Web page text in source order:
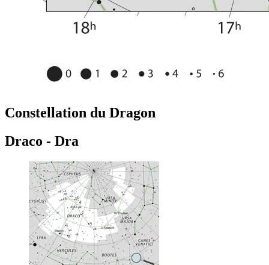
Constellation du Dragon
Draco - Dra